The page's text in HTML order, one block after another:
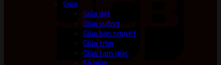
Giũa
Giũa dẹt
Giũa vuông
Giũa bán nguyệt
Giũa tròn
Giũa tam giác
Bộ giũa